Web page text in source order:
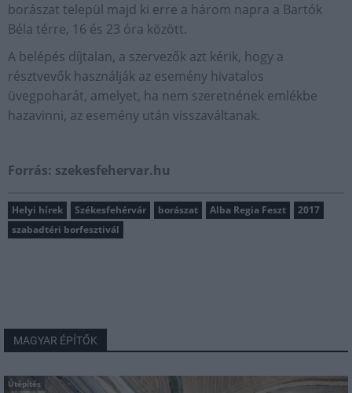
borászat települ majd ki erre a három napra a Bartók
Béla térre, 16 és 23 óra között.
A belépés díjtalan, a szervezők azt kérik, hogy a
résztvevők használják az esemény hivatalos
üvegpoharát, amelyet, ha nem szeretnének emlékbe
hazavinni, az esemény után visszaváltanak.
Forrás: szekesfehervar.hu
Helyi hírek Székesfehérvár borászat Alba Regia Feszt
2017
szabadtéri borfesztivál
MAGYAR ÉPÍTŐK
Útépítés